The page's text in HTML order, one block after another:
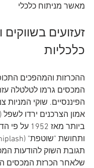
מאשר מניתוח כלכלי
זעזועים
כלכליות
ההכרזות והמהפכים
המכסים גרמו לטלטלה
אמון הצרכנים ירדו לשפל
תגובת השוק להודעות